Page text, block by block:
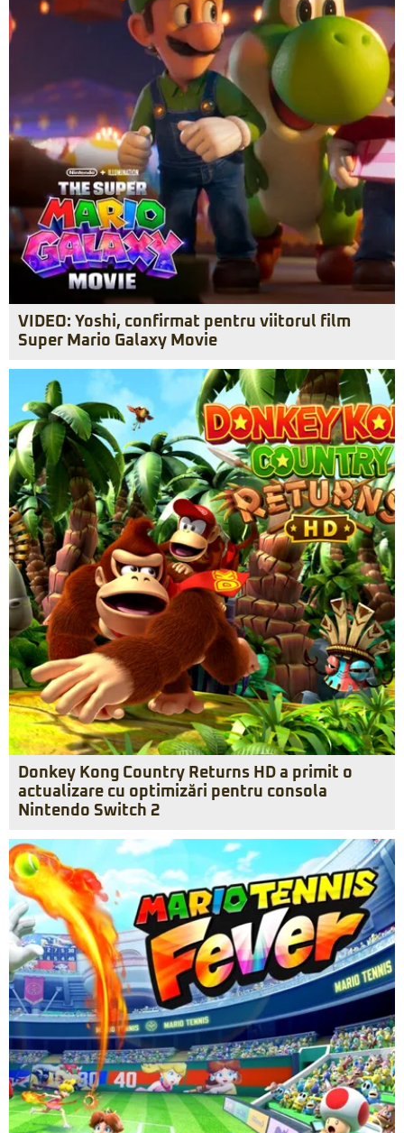
VIDEO: Yoshi, confirmat pentru viitorul film
Super Mario Galaxy Movie
Donkey Kong Country Returns HD a primit o
actualizare cu optimizări pentru consola
Nintendo Switch 2